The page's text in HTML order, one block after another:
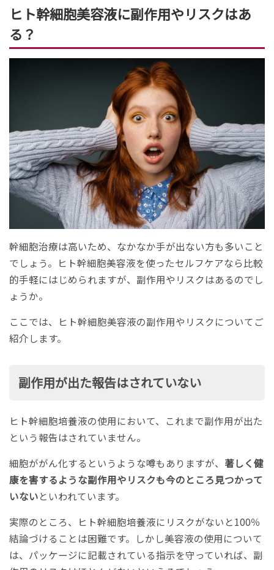
ヒト幹細胞美容液に副作用やリスクはあ
る？
幹細胞治療は高いため、なかなか手が出ない方も多いこと
でしょう。ヒト幹細胞美容液を使ったセルフケアなら比較
的手軽にはじめられますが、副作用やリスクはあるのでし
ょうか。
ここでは、ヒト幹細胞美容液の副作用やリスクについてご
紹介します。
副作用が出た報告はされていない
ヒト幹細胞培養液の使用において、これまで副作用が出た
という報告はされていません。
細胞ががん化するというような噂もありますが、 著しく健
康を害するような副作用やリスクも今のところ見つかって
いないといわれています。
実際のところ、ヒト幹細胞培養液にリスクがないと100％
結論づけることは困難です。しかし美容液の使用について
は、パッケージに記載されている指示を守っていれば、副